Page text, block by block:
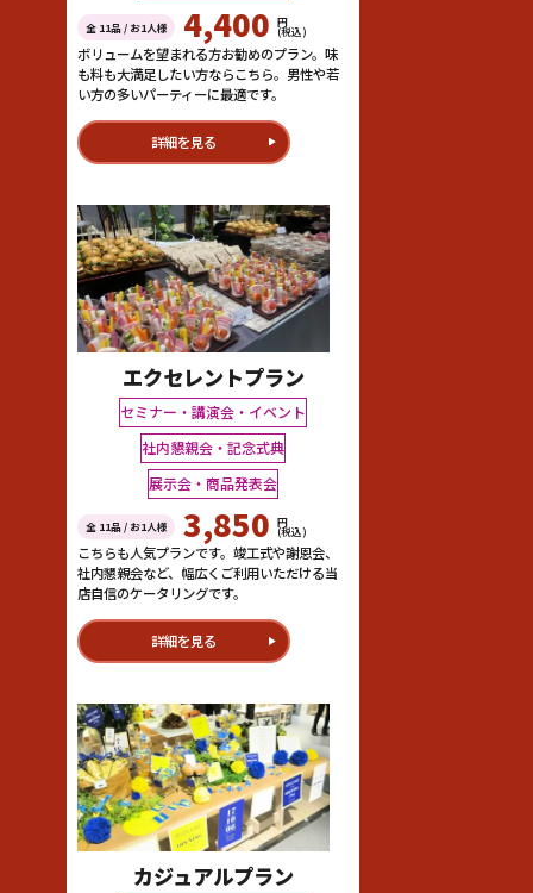
全 11品 / お1人様 4,400 円
(税込)
ボリュームを望まれる方お勧めのプラン。味
も料も大満足したい方ならこちら。男性や若
い方の多いパーティーに最適です。
詳細を見る
エクセレントプラン
セミナー・講演会・イベント
社内懇親会・記念式典
展示会・商品発表会
全 11品 / お1人様 3,850 円
(税込)
こちらも人気プランです。竣工式や謝恩会、
社内懇親会など、幅広くご利用いただける当
店自信のケータリングです。
詳細を見る
カジュアルプラン